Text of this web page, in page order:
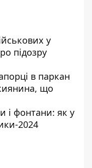
у
підозру
в паркан
киянина, що
і фонтани: як у
2024